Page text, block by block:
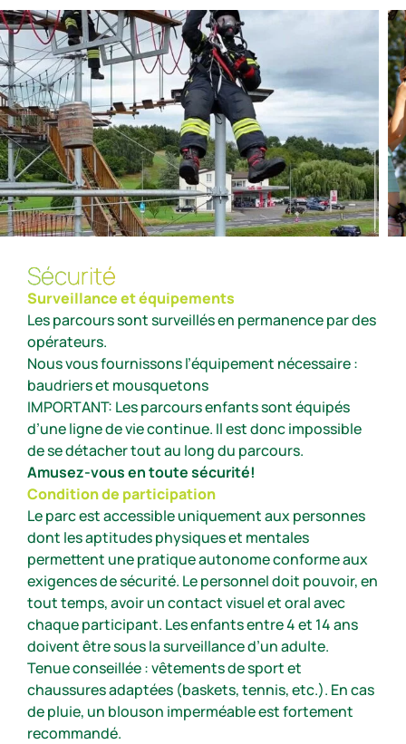
Sécurité
Surveillance et équipements
Les parcours sont surveillés en permanence par des
opérateurs.
Nous vous fournissons l’équipement nécessaire :
baudriers et mousquetons
IMPORTANT: Les parcours enfants sont équipés
d’une ligne de vie continue. Il est donc impossible
de se détacher tout au long du parcours.
Amusez-vous en toute sécurité!
Condition de participation
Le parc est accessible uniquement aux personnes
dont les aptitudes physiques et mentales
permettent une pratique autonome conforme aux
exigences de sécurité. Le personnel doit pouvoir, en
tout temps, avoir un contact visuel et oral avec
chaque participant. Les enfants entre 4 et 14 ans
doivent être sous la surveillance d’un adulte.
Tenue conseillée : vêtements de sport et
chaussures adaptées (baskets, tennis, etc.). En cas
de pluie, un blouson imperméable est fortement
recommandé.